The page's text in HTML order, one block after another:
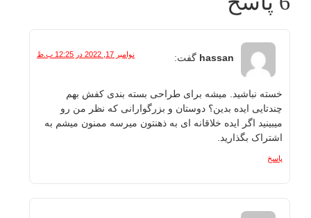
hassan گفت:
خسته نباشید. میشه برای طراحی بسته بندی کفش بهم
چندتایی ایده بدین؟ دوستان و بزرگوارانی که نظر من رو
میبینید اگر ایده خلاقانه ای به ذهنتون میرسه ممنون میشم به
اشتراک بگذارید.